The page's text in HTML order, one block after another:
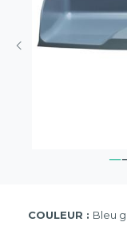
COULEUR : Bleu